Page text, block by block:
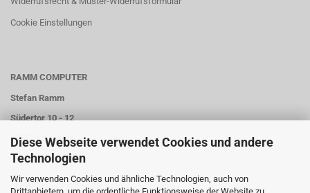
Diese Webseite verwendet Cookies und andere
Technologien
Wir verwenden Cookies und ähnliche Technologien, auch von
Drittanbietern, um die ordentliche Funktionsweise der Website zu
Cookie Einstellungen
RAMM COMPUTER
Stefan Ramm
Südertor 10 - 12
59557 Lippstadt
Tel.: 02947 / 977940